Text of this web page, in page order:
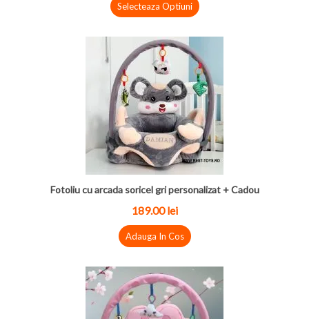
Selecteaza Optiuni
Fotoliu cu arcada soricel gri personalizat + Cadou
189.00 lei
Adauga In Cos